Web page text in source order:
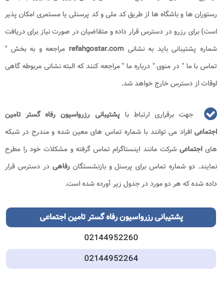
رستوران ها و باشگاه ها از طریق کد ملی و کد پرسنلی یا مستمری امکان پذیر
است) برای رزرو در دسترس قرار داده و متقاضیان در صورت نیاز برای دریافت
شماره پشتیبانی باید به نشانی refahgostar.com مراجعه و به بخش "
تماس با ما " در منوی " درباره ما " مراجعه کنند که البته نشانی مربوطه گاهی
اوقات از دسترس خارج خواهد شد.
جهت برقراری ارتباط باپشتیبانی رزرواسیون رفاه گستر تامین
اجتماعی افراد می توانند با شماره تماس های معین شده و مندرج در شبکه
های اجتماعیشرکت مانند اینستاگرام تماس گرفته و مشکلات خود را مطرح
نمایند. دو شماره تماس برای پرسنل و بازنشستگانرفاهیدر دسترس قرار
داده شده که هر دو مورد در جدول زیر آورده شده است.
پشتیبانی رزرواسیون رفاه گستر تامین اجتماعی
02144952260
02144952264